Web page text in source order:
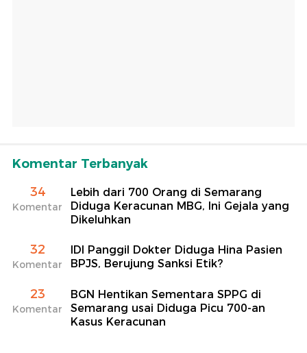
Komentar Terbanyak
34
Komentar
Lebih dari 700 Orang di Semarang
Diduga Keracunan MBG, Ini Gejala yang
Dikeluhkan
32
Komentar
IDI Panggil Dokter Diduga Hina Pasien
BPJS, Berujung Sanksi Etik?
23
Komentar
BGN Hentikan Sementara SPPG di
Semarang usai Diduga Picu 700-an
Kasus Keracunan